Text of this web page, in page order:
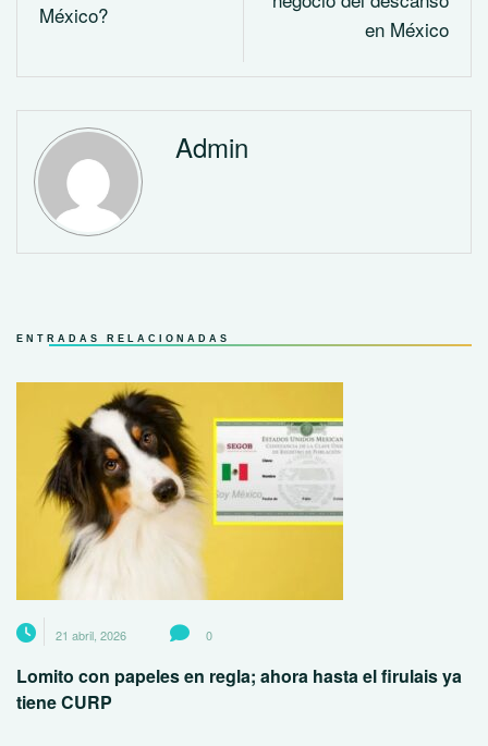
México?
en México
Admin
ENTRADAS RELACIONADAS
21 abril, 2026 0
Lomito con papeles en regla; ahora hasta el firulais ya
tiene CURP